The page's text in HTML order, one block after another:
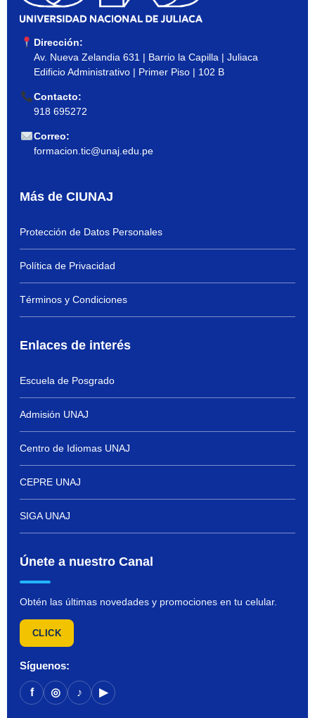
Dirección:
Av. Nueva Zelandia 631 | Barrio la Capilla | Juliaca
Edificio Administrativo | Primer Piso | 102 B
Contacto:
918 695272
Correo:
formacion.tic@unaj.edu.pe
Más de CIUNAJ
Protección de Datos Personales
Política de Privacidad
Términos y Condiciones
Enlaces de interés
Escuela de Posgrado
Admisión UNAJ
Centro de Idiomas UNAJ
CEPRE UNAJ
SIGA UNAJ
Únete a nuestro Canal
Obtén las últimas novedades y promociones en tu celular.
CLICK
Síguenos:
f ◎ ♪ ▶